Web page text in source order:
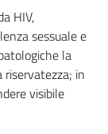
HIV,
sessuale e
la
in
visibile